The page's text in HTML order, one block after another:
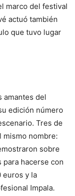
marco del festival
actuó también
que tuvo lugar
amantes del
edición número
Tres de
mismo nombre:
sobre
hacerse con
euros y la
Impala.